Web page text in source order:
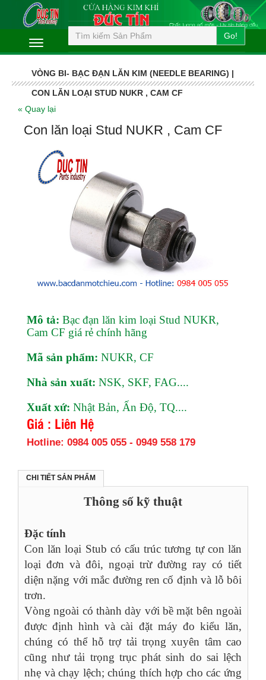
Go!
VÒNG BI- BẠC ĐẠN LĂN KIM (NEEDLE BEARING) |
CON LĂN LOẠI STUD NUKR , CAM CF
« Quay lại
Con lăn loại Stud NUKR , Cam CF
Mô tả: Bạc đạn lăn kim loại Stud NUKR,
Cam CF giá rẻ chính hãng
Mã sản phẩm: NUKR, CF
Nhà sản xuất: NSK, SKF, FAG....
Xuất xứ: Nhật Bản, Ấn Độ, TQ....
Giá : Liên Hệ
Hotline: 0984 005 055 - 0949 558 179
CHI TIẾT SẢN PHẨM
Thông số kỹ thuật
Đặc tính
Con lăn loại Stub có cấu trúc tương tự con lăn
loại đơn và đôi, ngoại trừ đường ray có tiết
diện nặng với mắc đường ren cố định và lỗ bôi
trơn.
Vòng ngoài có thành dày với bề mặt bên ngoài
được định hình và cài đặt máy đo kiểu lăn,
chúng có thể hỗ trợ tải trọng xuyên tâm cao
cũng như tải trọng trục phát sinh do sai lệch
nhẹ và chạy lệch; chúng thích hợp cho các ứng